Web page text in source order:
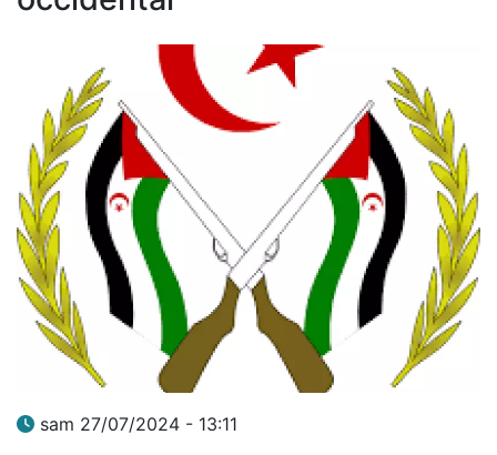
sam 27/07/2024 - 13:11